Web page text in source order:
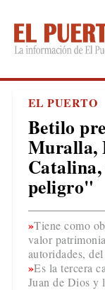
EL PUERTO
Betilo
Muralla,
peligro"
Tiene como
valor
autoridades,
Es la tercera
Juan de Dios y